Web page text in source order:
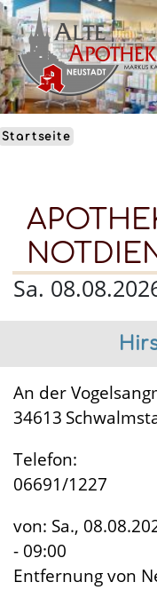
Startseite
Sa.
An der
34613
Telefon:
06691/1227
von: Sa.,
- 09:00
Entfernung von